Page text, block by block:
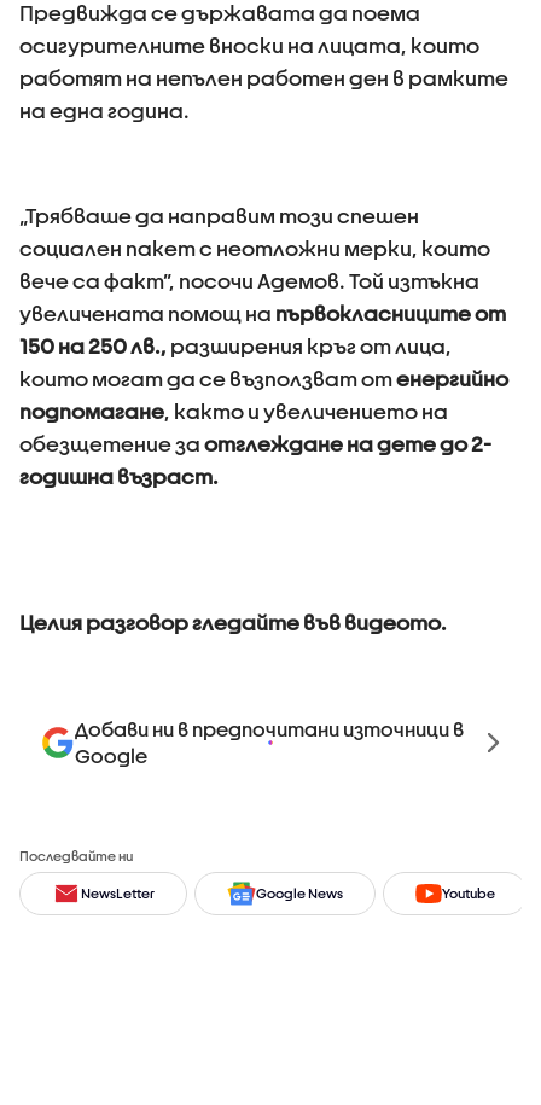
Предвижда се държавата да поема
осигурителните вноски на лицата, които
работят на непълен работен ден в рамките
на една година.
„Трябваше да направим този спешен
социален пакет с неотложни мерки, които
вече са факт”, посочи Адемов. Той изтъкна
увеличената помощ на първокласниците от
150 на 250 лв., разширения кръг от лица,
които могат да се възползват отенергийно
подпомагане, както и увеличението на
обезщетение за отглеждане на дете до 2-
годишна възраст.
Целия разговор гледайте във видеото.
Добави ни в предпочитани източници в
Google
Последвайте ни
NewsLetter Google News Youtube